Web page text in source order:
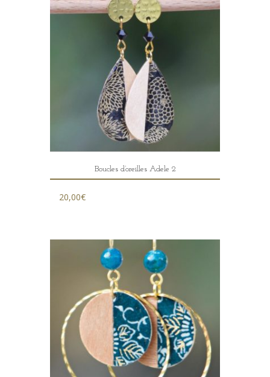
Boucles d’oreilles Adele 2
20,00€